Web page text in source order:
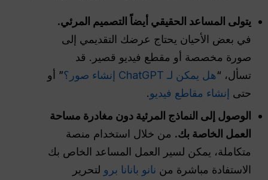
يتولى المساعد الحقيقي أيضاً التصميم المرئي.
في بعض الأحيان يحتاج عرضك التقديمي إلى
صورة مخصصة أو مقطع فيديو قصير. قد
تسأل، “هل يمكن لـ ChatGPT إنشاء صور؟
” أو
حتى إنشاء مقاطع فيديو.
الوصول إلى النماذج المرئية دون مغادرة مساحة
العمل الخاصة بك. من خلال استخدام منصة
متكاملة، يمكن لسير العمل المساعد الخاص بك
الاستفادة مباشرة من نانو بانانا برو لتحرير